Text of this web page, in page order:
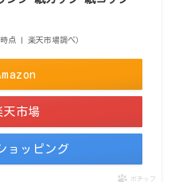
点 | 楽天市場調べ）
天市場
ョッピング
ポチップ